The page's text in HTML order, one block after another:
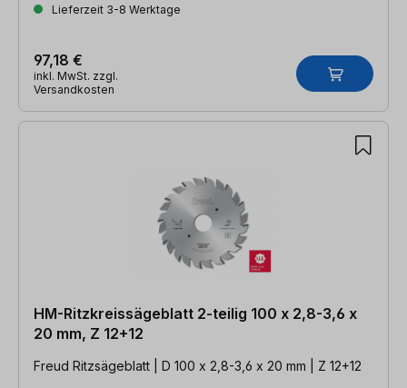
Lieferzeit 3-8 Werktage
97,18 €
inkl. MwSt. zzgl.
Versandkosten
HM-Ritzkreissägeblatt 2-teilig 100 x 2,8-3,6 x
20 mm, Z 12+12
Freud Ritzsägeblatt | D 100 x 2,8-3,6 x 20 mm | Z 12+12